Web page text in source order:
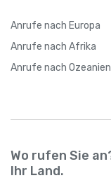
Anrufe nach Europa
Anrufe nach Afrika
Anrufe nach Ozeanien
Wo rufen Sie
Ihr Land.